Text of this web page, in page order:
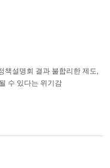
책설명회 결과 불합리한 제도,
수 있다는 위기감
제, 차별 정책으로 인...